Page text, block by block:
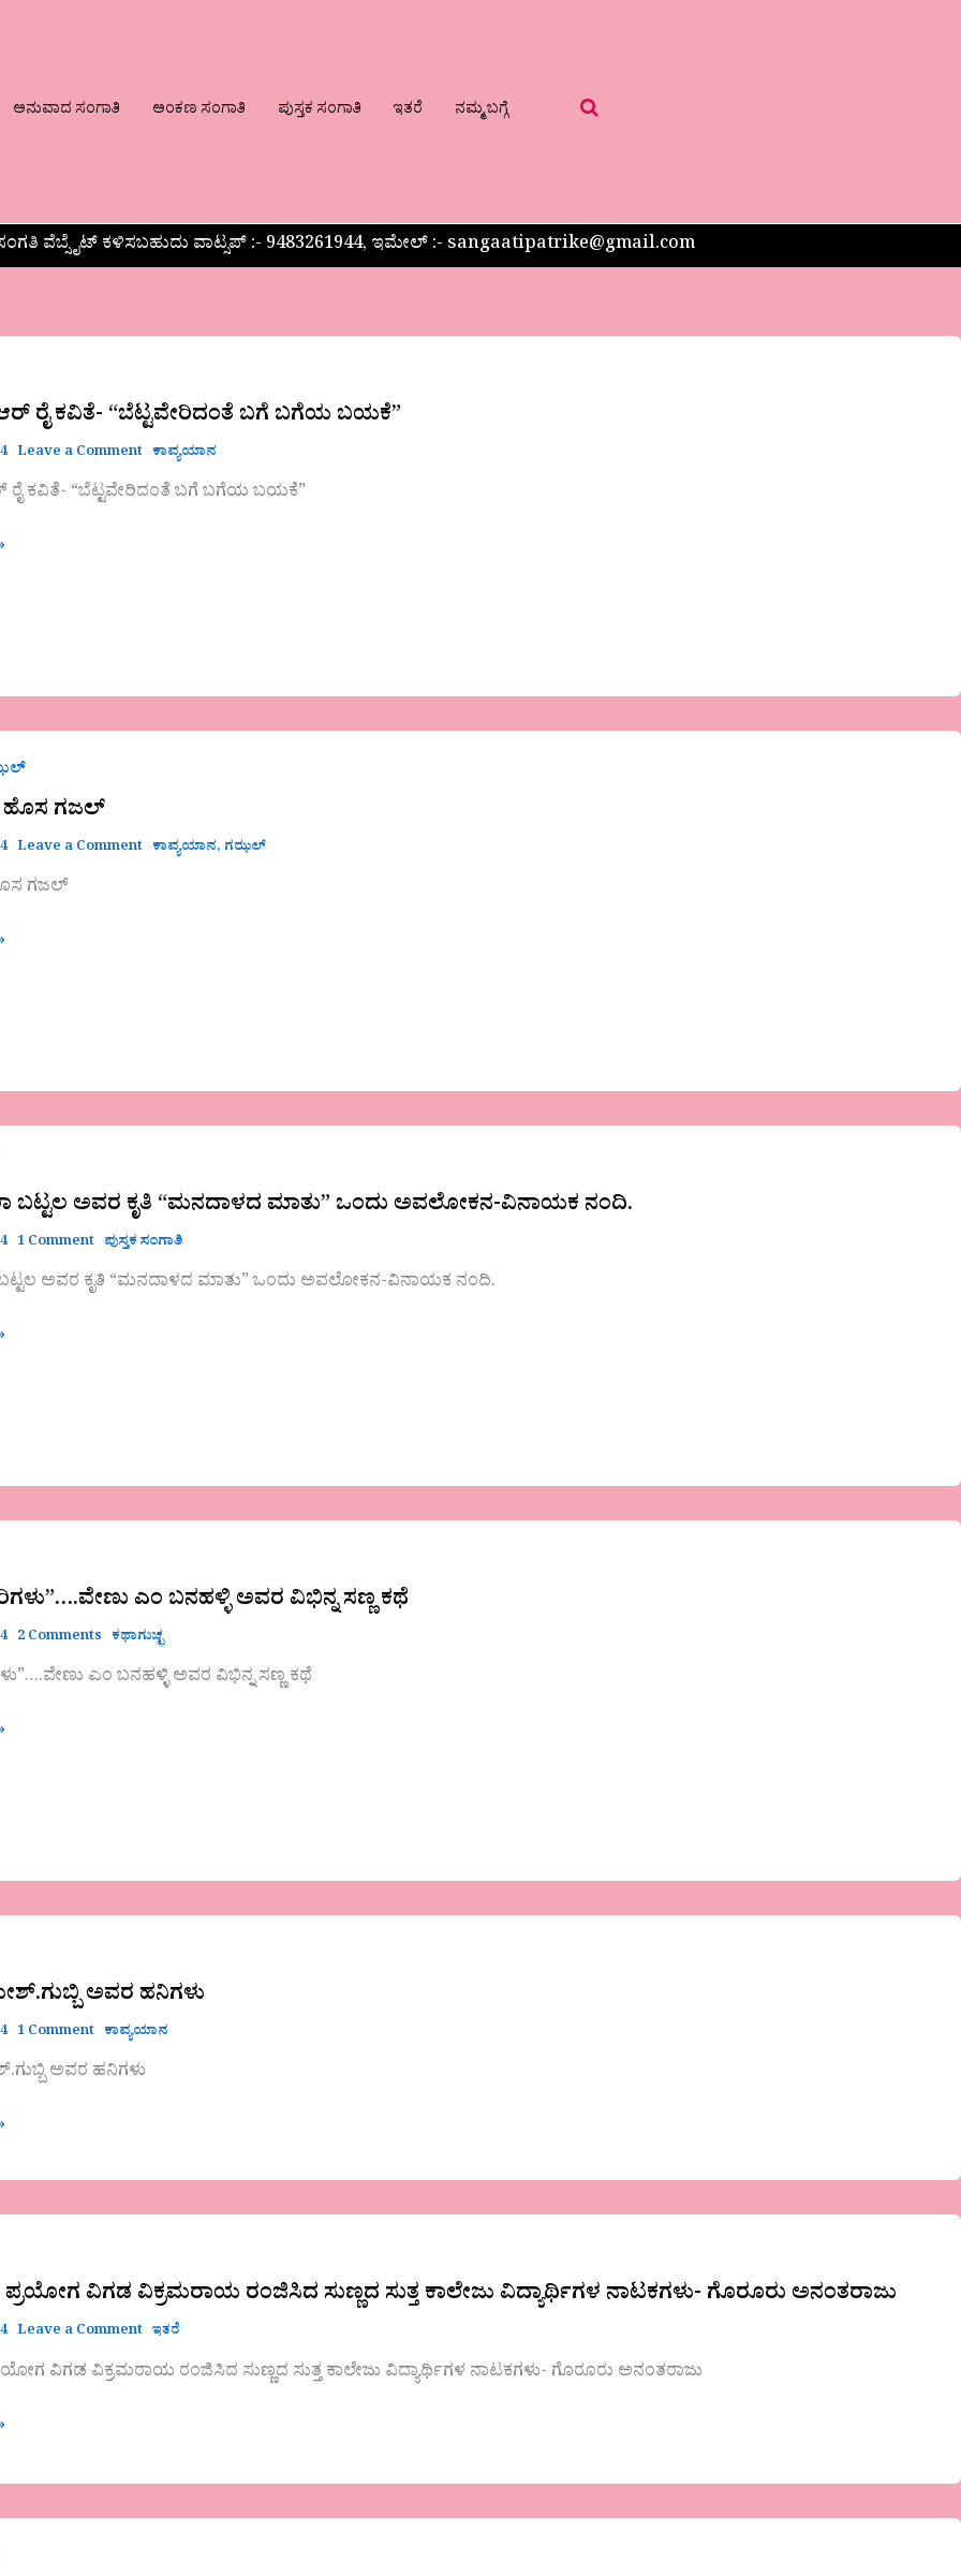
ಅನುವಾದ ಸಂಗಾತಿ ಅಂಕಣ ಸಂಗಾತಿ ಪುಸ್ತಕ ಸಂಗಾತಿ ಇತರೆ ನಮ್ಮ ಬಗ್ಗೆ
ವೆಬ್ಸೈಟ್ ಕಳಿಸಬಹುದು ವಾಟ್ಸಪ್‌ :- 9483261944, ಇಮೇಲ್ :- sangaatipatrike@gmail.com
ರೈ ಕವಿತೆ- “ಬೆಟ್ಟವೇರಿದಂತೆ ಬಗೆ ಬಗೆಯ ಬಯಕೆ”
Leave a Comment ಕಾವ್ಯಯಾನ
ರೈ ಕವಿತೆ- “ಬೆಟ್ಟವೇರಿದಂತೆ ಬಗೆ ಬಗೆಯ ಬಯಕೆ”
ಹೊಸ ಗಜಲ್
Leave a Comment ಕಾವ್ಯಯಾನ, ಗಝಲ್
ಗಜಲ್
ಬಟ್ಟಲ ಅವರ ಕೃತಿ “ಮನದಾಳದ ಮಾತು” ಒಂದು ಅವಲೋಕನ-ವಿನಾಯಕ ನಂದಿ.
1 Comment ಪುಸ್ತಕ ಸಂಗಾತಿ
ಅವರ ಕೃತಿ “ಮನದಾಳದ ಮಾತು” ಒಂದು ಅವಲೋಕನ-ವಿನಾಯಕ ನಂದಿ.
ಎಂ ಬನಹಳ್ಳಿ ಅವರ ವಿಭಿನ್ನ ಸಣ್ಣ ಕಥೆ
2 Comments ಕಥಾಗುಚ್ಛ
ಎಂ ಬನಹಳ್ಳಿ ಅವರ ವಿಭಿನ್ನ ಸಣ್ಣ ಕಥೆ
ಅವರ ಹನಿಗಳು
1 Comment ಕಾವ್ಯಯಾನ
ಅವರ ಹನಿಗಳು
ವಿಗಡ ವಿಕ್ರಮರಾಯ ರಂಜಿಸಿದ ಸುಣ್ಣದ ಸುತ್ತ ಕಾಲೇಜು ವಿದ್ಯಾರ್ಥಿಗಳ ನಾಟಕಗಳು- ಗೊರೂರು ಅನಂತರಾಜು
Leave a Comment ಇತರೆ
ವಿಗಡ ವಿಕ್ರಮರಾಯ ರಂಜಿಸಿದ ಸುಣ್ಣದ ಸುತ್ತ ಕಾಲೇಜು ವಿದ್ಯಾರ್ಥಿಗಳ ನಾಟಕಗಳು- ಗೊರೂರು ಅನಂತರಾಜು